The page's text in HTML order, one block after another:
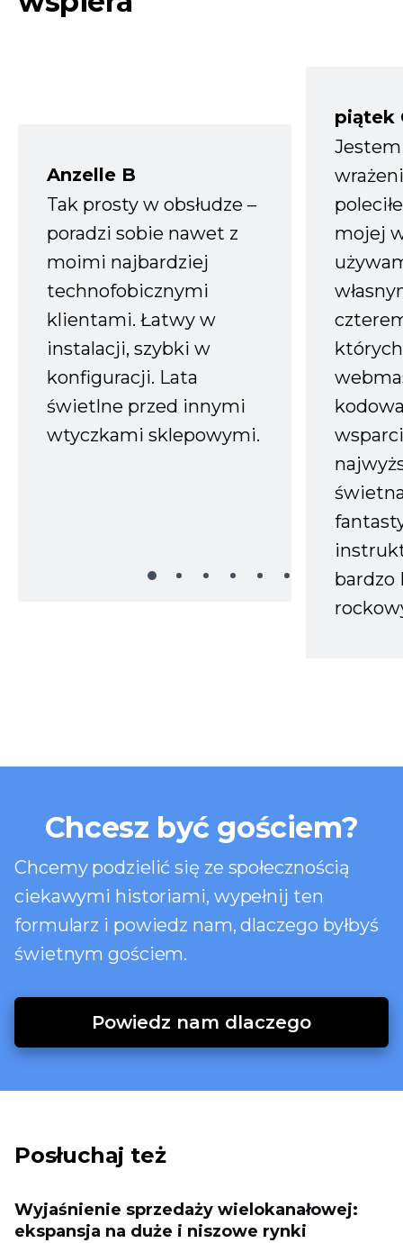
Anzelle B
Tak prosty w obsłudze –
poradzi sobie nawet z
moimi najbardziej
technofobicznymi
klientami. Łatwy w
instalacji, szybki w
konfiguracji. Lata
świetlne przed innymi
wtyczkami sklepowymi.
piątek
mojej
bardzo
Chcesz być gościem?
Chcemy podzielić się ze społecznością
ciekawymi historiami, wypełnij ten
formularz i powiedz nam, dlaczego byłbyś
świetnym gościem.
Powiedz nam dlaczego
Posłuchaj też
Wyjaśnienie sprzedaży wielokanałowej:
ekspansja na duże i niszowe rynki